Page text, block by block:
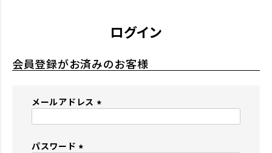
ログイン
会員登録がお済みのお客様
メールアドレス
パスワード